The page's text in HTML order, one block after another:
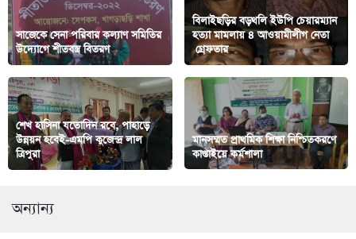
সাজেকে সেনা পরিবার কল্যাণ সমিতির
উদ্যোগে শীতবস্ত্র বিতরণ
বিলাইছড়ির বড়থলি ইউপি চেয়ারম্যান
হত্যা মামলায় ৪ আওয়ামীলীগ নেতা
গ্রেফতার
শেখ হাসিনা যতোদিন রবে, পাহাড়ে
উন্নয়ন হবেই-এমপি কুজেন্দ্র লাল
ত্রিপুরা
মানসম্মত প্রাথমিক শিক্ষা নিশ্চিতকরণে
কাপ্তাইয়ে কর্মশালা
অন্যান্য